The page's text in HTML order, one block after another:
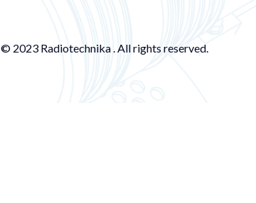
© 2023 Radiotechnika . All rights reserved.